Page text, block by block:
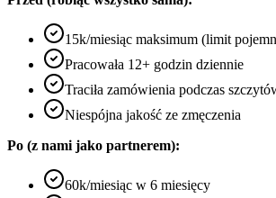
15k/miesiąc maksimum (limit
Pracowała 12+ godzin dziennie
Traciła zamówienia podczas
Niespójna jakość ze zmęczenia
Po (z nami jako partnerem):
60k/miesiąc w 6 miesięcy